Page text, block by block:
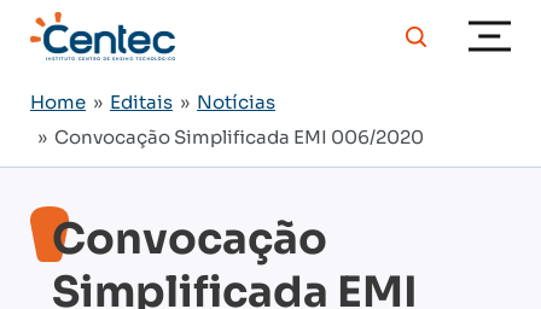
Home » Editais » Notícias
» Convocação Simplificada EMI 006/2020
Convocação
Simplificada EMI